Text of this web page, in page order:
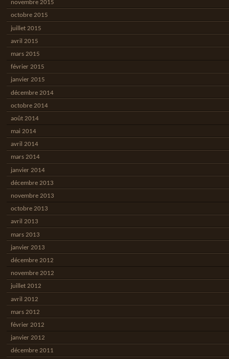
novembre 2015
octobre 2015
juillet 2015
avril 2015
mars 2015
février 2015
janvier 2015
décembre 2014
octobre 2014
août 2014
mai 2014
avril 2014
mars 2014
janvier 2014
décembre 2013
novembre 2013
octobre 2013
avril 2013
mars 2013
janvier 2013
décembre 2012
novembre 2012
juillet 2012
avril 2012
mars 2012
février 2012
janvier 2012
décembre 2011